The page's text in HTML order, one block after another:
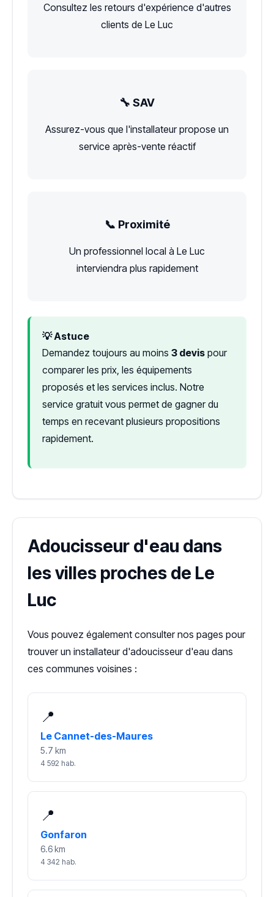
Consultez les retours d'expérience d'autres
clients de Le Luc
🔧 SAV
Assurez-vous que l'installateur propose un
service après-vente réactif
📞 Proximité
Un professionnel local à Le Luc
interviendra plus rapidement
💡 Astuce
Demandez toujours au moins 3 devis pour
comparer les prix, les équipements
proposés et les services inclus. Notre
service gratuit vous permet de gagner du
temps en recevant plusieurs propositions
rapidement.
Adoucisseur d'eau dans
les villes proches de Le
Luc
Vous pouvez également consulter nos pages pour
trouver un installateur d'adoucisseur d'eau dans
ces communes voisines :
📍
Le Cannet-des-Maures
5.7 km
4 592 hab.
📍
Gonfaron
6.6 km
4 342 hab.